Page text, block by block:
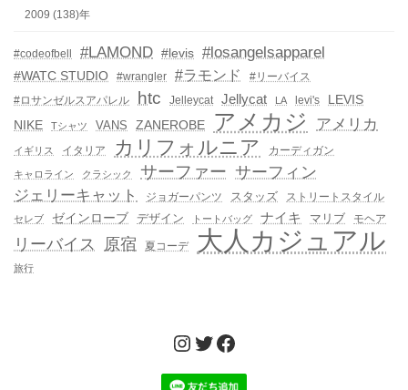
2009 (138)年
#codeofbell #LAMOND #levis #losangelsapparel
#WATC STUDIO #wrangler #ラモンド
#リーバイス
#ロサンゼルスアパレル
htc Jelleycat Jellycat LA levi's
LEVIS
NIKE
Tシャツ VANS ZANEROBE アメカジ アメリカ
イギリス イタリア カリフォルニア カーディガン
キャロライン クラシック サーファー サーフィン
ジェリーキャット
ジョガーパンツ スタッズ ストリートスタイル
セレブ ゼインローブ デザイン トートバッグ ナイキ マリブ モヘア
リーバイス 原宿 夏コーデ 大人カジュアル
旅行
Instagram
Twitter
Facebook